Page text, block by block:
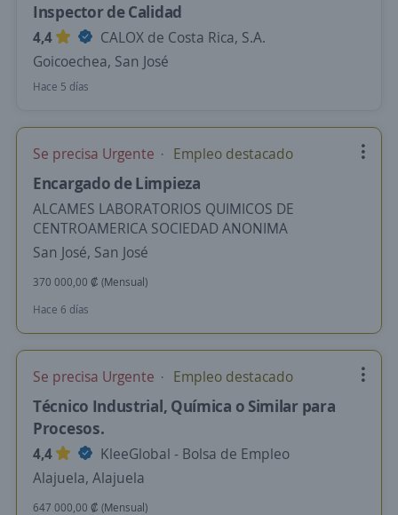
Inspector de Calidad
4,4
CALOX de Costa Rica, S.A.
Goicoechea, San José
Hace 5 días
Se precisa Urgente Empleo destacado
Encargado de Limpieza
ALCAMES LABORATORIOS QUIMICOS DE
CENTROAMERICA SOCIEDAD ANONIMA
San José, San José
370 000,00 ₡ (Mensual)
Hace 6 días
Se precisa Urgente Empleo destacado
Técnico Industrial, Química o Similar para
Procesos.
4,4
KleeGlobal - Bolsa de Empleo
Alajuela, Alajuela
647 000,00 ₡ (Mensual)